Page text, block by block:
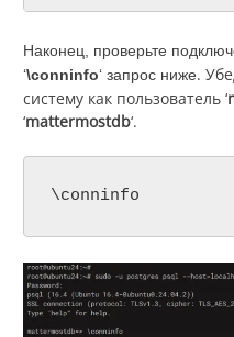
Наконец, проверьте
‘\conninfo‘ запрос ниже.
систему как пользователь ‘
‘mattermostdb‘.
\conninfo